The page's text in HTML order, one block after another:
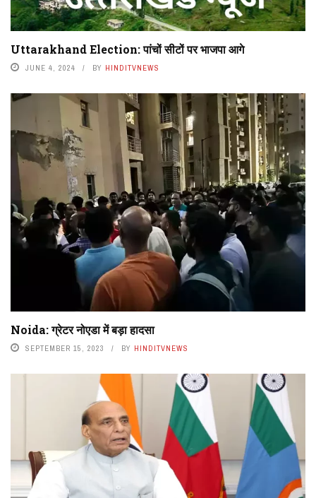
Uttarakhand Election: पांचों सीटों पर भाजपा आगे
JUNE 4, 2024 BY HINDITVNEWS
Noida: ग्रेटर नोएडा में बड़ा हादसा
SEPTEMBER 15, 2023 BY HINDITVNEWS